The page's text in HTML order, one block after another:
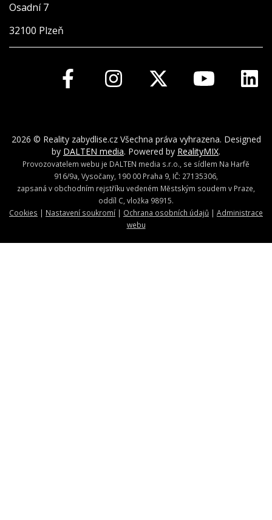
Osadní 7
32100 Plzeň
2026 © Reality zabydlise.cz Všechna práva vyhrazena. Designed
by DALTEN media. Powered by RealityMIX.
Provozovatelem webu je DALTEN media s.r.o., se sídlem Na Harfě
916/9a, Vysočany, 190 00 Praha 9, IČ: 27135306,
zapsaná v obchodním rejstříku vedeném Městským soudem v Praze,
oddíl C, vložka 98915.
Cookies | Nastavení soukromí | Ochrana osobních údajů | Administrace
webu